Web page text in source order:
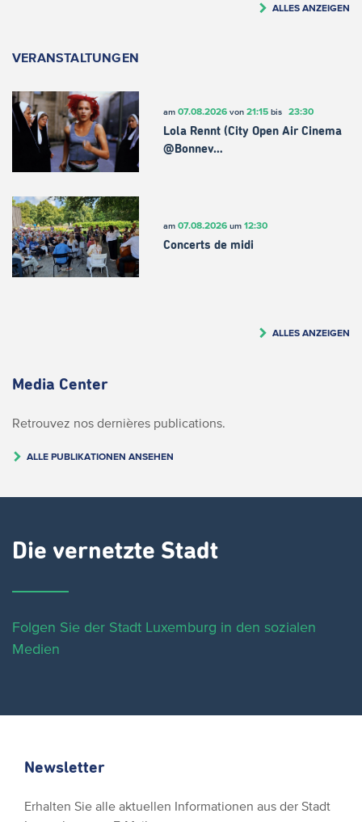
ALLES ANZEIGEN
VERANSTALTUNGEN
am 07.08.2026von 21:15bis 23:30
Lola Rennt (City Open Air Cinema
@Bonnev…
am 07.08.2026um 12:30
Concerts de midi
ALLES ANZEIGEN
Media Center
Retrouvez nos dernières publications.
ALLE PUBLIKATIONEN ANSEHEN
Die vernetzte Stadt
Folgen Sie der Stadt Luxemburg in den sozialen
Medien
Newsletter
Erhalten Sie alle aktuellen Informationen aus der Stadt